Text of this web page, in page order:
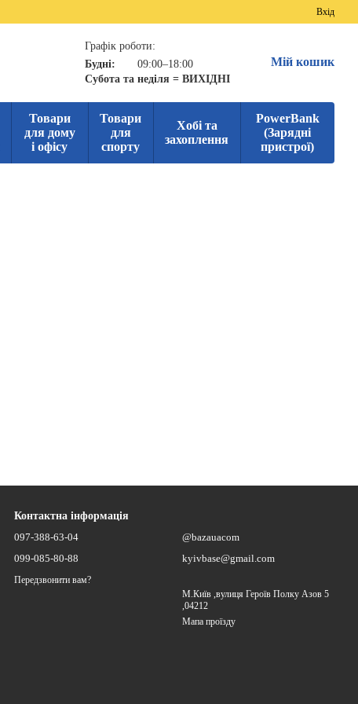
Вхід
Графік роботи:
Будні:
09:00–18:00
Субота та неділя = ВИХІДНІ
Мій кошик
Товари
для дому
і офісу
Товари
для
спорту
Хобі та
захоплення
PowerBank
(Зарядні
пристрої)
Контактна інформація
097-388-63-04
099-085-80-88
Передзвонити вам?
@bazauacom
kyivbase@gmail.com
М.Київ ,вулиця Героїв Полку Азов 5
,04212
Мапа проїзду